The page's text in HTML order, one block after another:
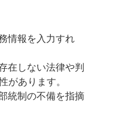
情報を入力すれ
在しない法律や判
があります。
統制の不備を指摘